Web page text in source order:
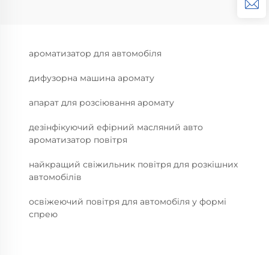
ароматизатор для автомобіля
дифузорна машина аромату
апарат для розсіювання аромату
дезінфікуючий ефірний масляний авто
ароматизатор повітря
найкращий свіжильник повітря для розкішних
автомобілів
освіжеючий повітря для автомобіля у формі
спрею